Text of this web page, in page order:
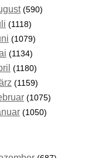
(590)
(1118)
(1079)
(1134)
(1180)
(1159)
(1075)
(1050)